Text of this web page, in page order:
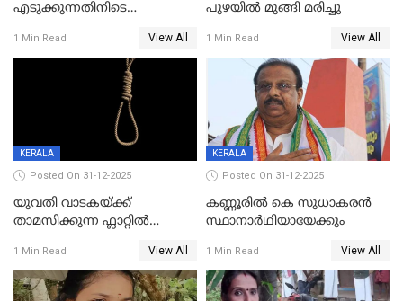
എടുക്കുന്നതിനിടെ
വധശ്രമക്കേസ് പ്രതി പിടിയിൽ
1 Min Read View All
പുഴയിൽ മുങ്ങി മരിച്ചു
1 Min Read View All
KERALA
Posted On 31-12-2025
യുവതി വാടകയ്ക്ക്
താമസിക്കുന്ന ഫ്ലാറ്റില്‍
സംഭവം കൈതപ്പൊയിലില്‍
1 Min Read View All
KERALA
Posted On 31-12-2025
കണ്ണൂരിൽ കെ സുധാകരൻ
സ്ഥാനാർഥിയായേക്കും
1 Min Read View All